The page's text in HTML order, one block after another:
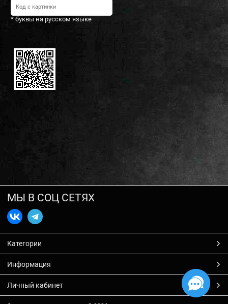
* буквы на русском языке
МЫ В СОЦ СЕТЯХ
Категории
Информация
Личный кабинет